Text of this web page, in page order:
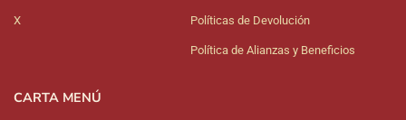
X Políticas de Devolución
Política de Alianzas y Beneficios
CARTA MENÚ